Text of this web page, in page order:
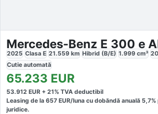
Mercedes-Benz E 300 e
2025 Clasa E 21.559 km Hibrid (B/E) 1.999 cm³
Cutie automată
65.233 EUR
53.912 EUR + 21% TVA deductibil
Leasing de la 657 EUR/luna cu dobăndă anuală 5,7
juridice.